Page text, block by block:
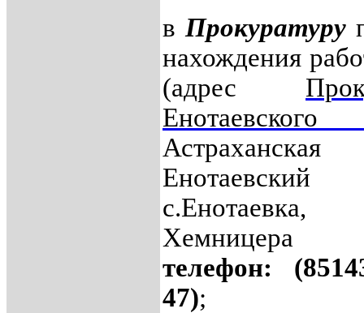
в Прокуратуру
нахождения
(адрес
Енотаевского
Астраханская
Енотаевский
телефон:
47);